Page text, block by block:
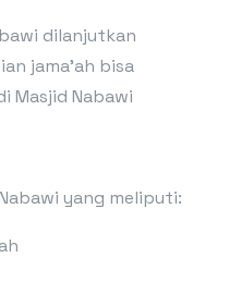
dilanjutkan
jama’ah bisa
Masjid Nabawi
yang meliputi: